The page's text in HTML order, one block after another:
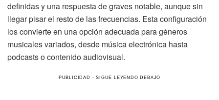
definidas y una respuesta de graves notable, aunque sin
llegar pisar el resto de las frecuencias. Esta configuración
los convierte en una opción adecuada para géneros
musicales variados, desde música electrónica hasta
podcasts o contenido audiovisual.